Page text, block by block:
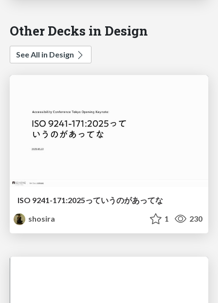
Other Decks in Design
See All in Design
ISO 9241-171:2025っていうのがあってな
shosira
1 230